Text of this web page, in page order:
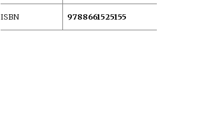
ISBN 9788661525155